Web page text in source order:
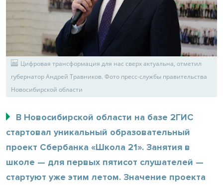
Цифровая трансформация для нас сверх актуальна, отметил
губернатор Андрей Травников. Фото пресс-службы правительства
Новосибирской области
В Новосибирской области на базе 2ГИС
стартовал уникальный образовательный
проект Сбербанка «Школа 21». Занятия в
школе — для первых пятисот слушателей —
стартуют уже этим летом. Значение проекта